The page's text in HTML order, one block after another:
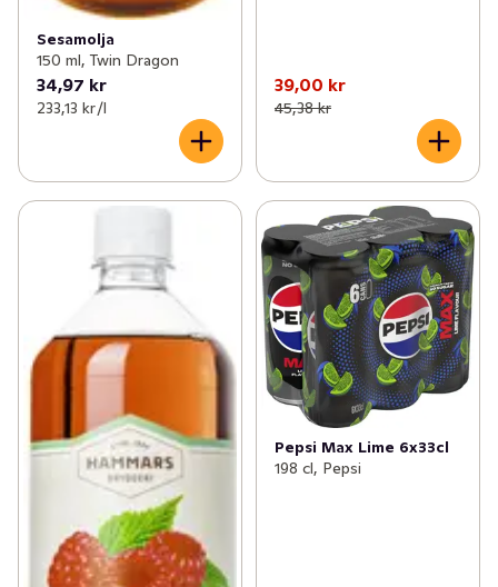
Sesamolja
150 ml, Twin Dragon
34,97 kr
233,13 kr /l
39,00 kr
45,38 kr
Pepsi Max Lime 6x33cl
198 cl, Pepsi